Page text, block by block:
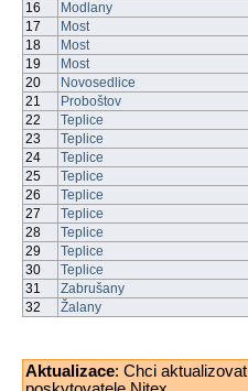
16
Modlany
17
Most
18
Most
19
Most
20
Novosedlice
21
Proboštov
22
Teplice
23
Teplice
24
Teplice
25
Teplice
26
Teplice
27
Teplice
28
Teplice
29
Teplice
30
Teplice
31
Zabrušany
32
Žalany
Aktualizace: Chci aktualizovat